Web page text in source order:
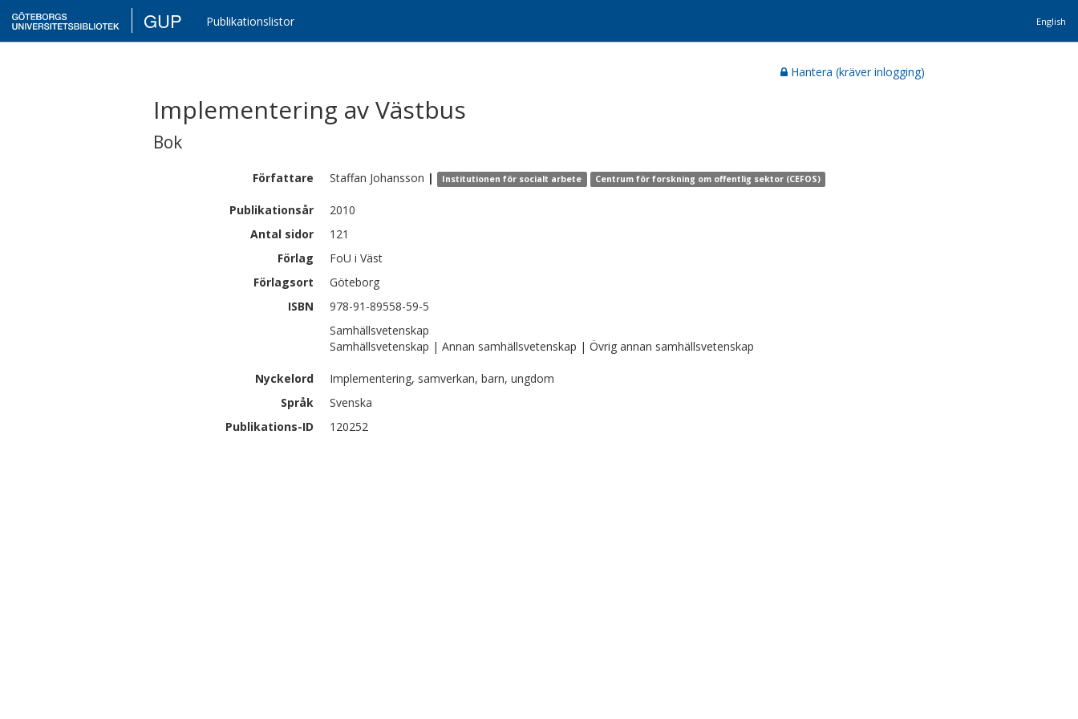
GUP Publikationslistor English
Hantera (kräver inlogging)
Implementering av Västbus
Bok
Författare Staffan Johansson | Institutionen för socialt arbete Centrum för forskning om offentlig sektor (CEFOS)
Publikationsår
2010
Antal sidor
121
Förlag
FoU i Väst
Förlagsort
Göteborg
ISBN
978-91-89558-59-5
Samhällsvetenskap
Samhällsvetenskap | Annan samhällsvetenskap | Övrig annan samhällsvetenskap
Nyckelord
Implementering, samverkan, barn, ungdom
Språk
Svenska
Publikations-ID
120252